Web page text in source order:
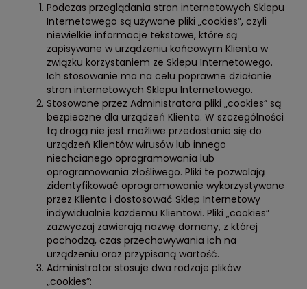
Podczas przeglądania stron internetowych Sklepu
Internetowego są używane pliki „cookies”, czyli
niewielkie informacje tekstowe, które są
zapisywane w urządzeniu końcowym Klienta w
związku korzystaniem ze Sklepu Internetowego.
Ich stosowanie ma na celu poprawne działanie
stron internetowych Sklepu Internetowego.
Stosowane przez Administratora pliki „cookies” są
bezpieczne dla urządzeń Klienta. W szczególności
tą drogą nie jest możliwe przedostanie się do
urządzeń Klientów wirusów lub innego
niechcianego oprogramowania lub
oprogramowania złośliwego. Pliki te pozwalają
zidentyfikować oprogramowanie wykorzystywane
przez Klienta i dostosować Sklep Internetowy
indywidualnie każdemu Klientowi. Pliki „cookies”
zazwyczaj zawierają nazwę domeny, z której
pochodzą, czas przechowywania ich na
urządzeniu oraz przypisaną wartość.
Administrator stosuje dwa rodzaje plików
„cookies”: